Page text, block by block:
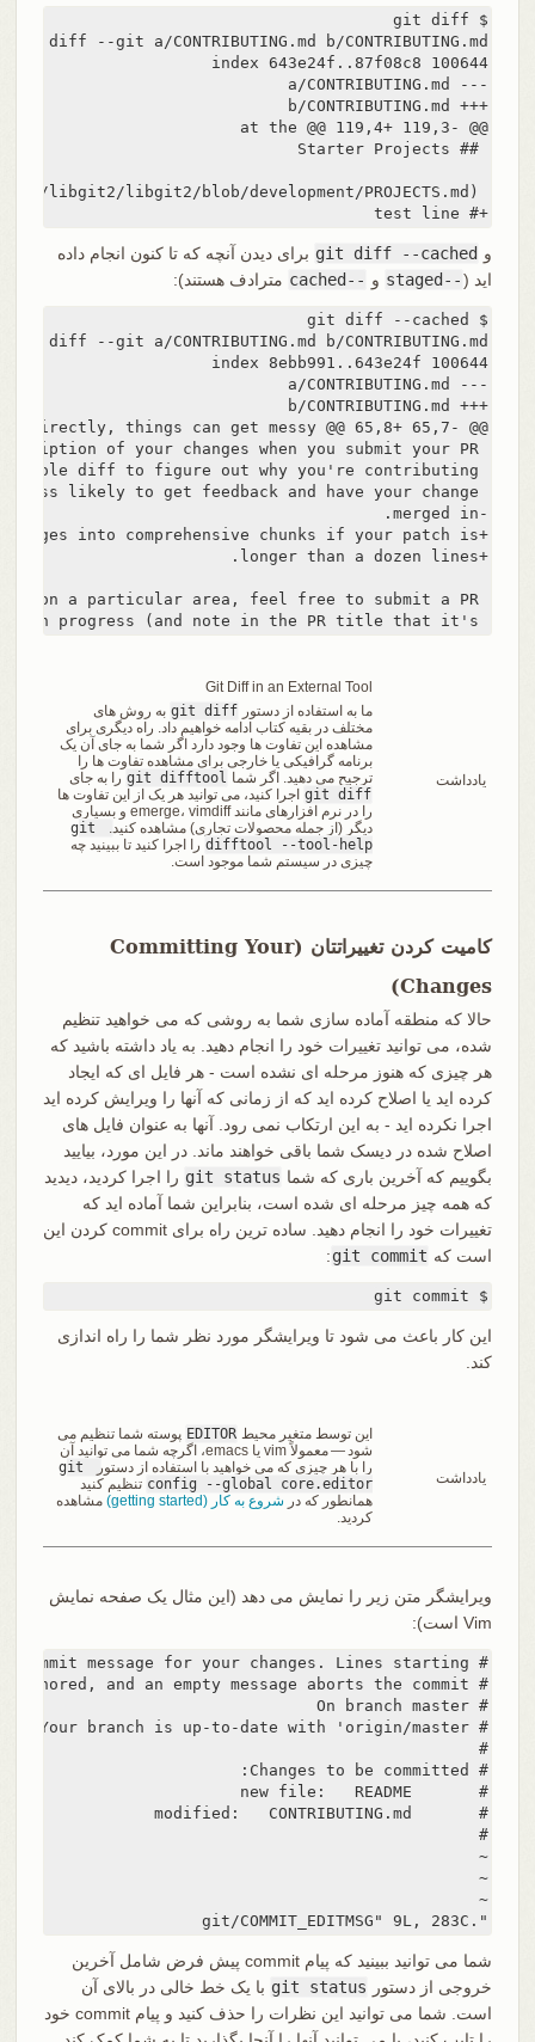
$ git diff
diff --git a/CONTRIBUTING.md b/CONTRIBUTING.md
+# test line
و git diff --cached برای دیدن آنچه که تا کنون انجام داده
اید ( --staged و --cached مترادف هستند):
$ git diff --cached
diff --git a/CONTRIBUTING.md b/CONTRIBUTING.md
یادداشت
Git Diff in an External Tool
ما به استفاده از دستور git diff به روش های
مختلف در بقیه کتاب ادامه خواهیم داد. راه دیگری برای
مشاهده این تفاوت ها وجود دارد اگر شما به جای آن یک
برنامه گرافیکی یا خارجی برای مشاهده تفاوت ها را
ترجیح می دهید. اگر شما git difftool را به جای
git diff اجرا کنید، می توانید هر یک از این تفاوت ها
را در نرم افزارهای مانند emerge، vimdiff و بسیاری
دیگر (از جمله محصولات تجاری) مشاهده کنید.
git
difftool --tool-help را اجرا کنید تا ببینید چه
چیزی در سیستم شما موجود است.
کامیت کردن تغییراتتان (Committing Your
Changes)
حالا که منطقه آماده سازی شما به روشی که می خواهید تنظیم
شده، می توانید تغییرات خود را انجام دهید. به یاد داشته باشید که
هر چیزی که هنوز مرحله ای نشده است - هر فایل ای که ایجاد
کرده اید یا اصلاح کرده اید که از زمانی که آنها را ویرایش کرده اید
اجرا نکرده اید - به این ارتکاب نمی رود. آنها به عنوان فایل های
اصلاح شده در دیسک شما باقی خواهند ماند. در این مورد، بیایید
بگوییم که آخرین باری که شما git status را اجرا کردید، دیدید
که همه چیز مرحله ای شده است، بنابراین شما آماده اید که
تغییرات خود را انجام دهید. ساده ترین راه برای commit کردن این
است که git commit
:
$ git commit
این کار باعث می شود تا ویرایشگر مورد نظر شما را راه اندازی
کند.
یادداشت
این توسط متغیر محیط EDITOR پوسته شما تنظیم می
شود — معمولاً vim یا emacs، اگرچه شما می توانید آن
را با هر چیزی که می خواهید با استفاده از دستور
git
config --global core.editor تنظیم کنید
همانطور که در شروع به کار (getting started)
مشاهده
کردید.
ویرایشگر متن زیر را نمایش می دهد (این مثال یک صفحه نمایش
Vim است):
# On branch master
#
#	modified:   CONTRIBUTING.md
#
~
~
~
".git/COMMIT_EDITMSG" 9L, 283C
شما می توانید ببینید که پیام commit پیش فرض شامل آخرین
خروجی از دستور
git status با یک خط خالی در بالای آن
است. شما می توانید این نظرات را حذف کنید و پیام commit خود